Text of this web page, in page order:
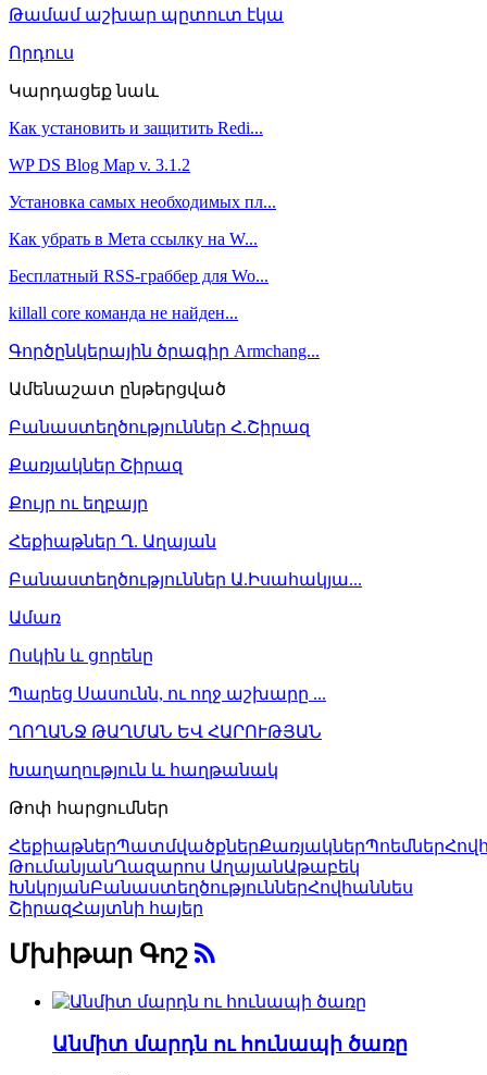
Թամամ աշխար պըտուտ էկա
Որդուս
Կարդացեք նաև
Как установить и защитить Redi...
WP DS Blog Map v. 3.1.2
Установка самых необходимых пл...
Как убрать в Мета ссылку на W...
Бесплатный RSS-граббер для Wo...
killall core команда не найден...
Գործընկերային ծրագիր Armchang...
Ամենաշատ ընթերցված
Բանաստեղծություններ Հ.Շիրազ
Քառյակներ Շիրազ
Քույր ու եղբայր
Հեքիաթներ Ղ. Աղայան
Բանաստեղծություններ Ա.Իսահակյա...
Ամառ
Ոսկին և ցորենը
Պարեց Սասունն, ու ողջ աշխարը ...
ՂՈՂԱՆՋ ԹԱՂՄԱՆ ԵՎ ՀԱՐՈՒԹՅԱՆ
Խաղաղություն և հաղթանակ
Թոփ հարցումներ
ՀեքիաթներՊատմվածքներՔառյակներՊոեմներ
ԹումանյանՂազարոս ԱղայանԱթաբեկ
ԽնկոյանԲանաստեղծություններՀովհաննես
ՇիրազՀայտնի հայեր
Մխիթար Գոշ
Անմիտ մարդն ու հունապի ծառը